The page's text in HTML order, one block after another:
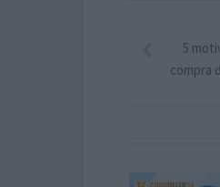
5
compra